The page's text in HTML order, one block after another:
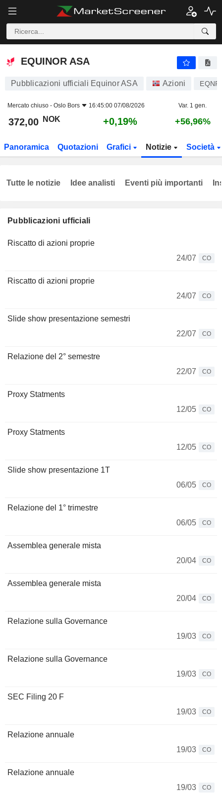
EQUINOR ASA
EQUINOR ASA
Pubblicazioni ufficiali Equinor ASA Azioni EQNR
Mercato chiuso - Oslo Bors 16:45:00 07/08/2026 Var. 1 gen.
372,00 NOK +0,19% +56,96%
Panoramica Quotazioni Grafici Notizie Società
Pubblicazioni ufficiali
Riscatto di azioni proprie
24/07
CO
Riscatto di azioni proprie
24/07
CO
Slide show presentazione semestri
22/07
CO
Relazione del 2° semestre
22/07
CO
Proxy Statments
12/05
CO
Proxy Statments
12/05
CO
Slide show presentazione 1T
06/05
CO
Relazione del 1° trimestre
06/05
CO
Assemblea generale mista
20/04
CO
Assemblea generale mista
20/04
CO
Relazione sulla Governance
19/03
CO
Relazione sulla Governance
19/03
CO
SEC Filing 20 F
19/03
CO
Relazione annuale
19/03
CO
Relazione annuale
19/03
CO
Tutte le notizie Idee analisti Eventi più importanti